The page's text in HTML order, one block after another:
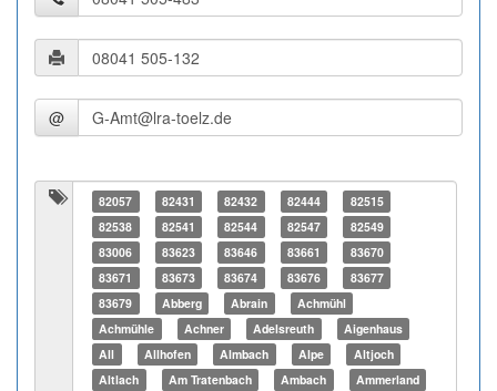
@
82057 82431 82432 82444
82515
82538
82541 82544 82547
82549
83006
83623 83646 83661
83670
83671
83673 83674 83676
83677
83679
Abberg Abrain
Achmühl
Achmühle
Achner Adelsreuth
Aigenhaus
All
Allhofen Almbach Alpe
Altjoch
Altlach
Am Tratenbach Ambach Ammerland